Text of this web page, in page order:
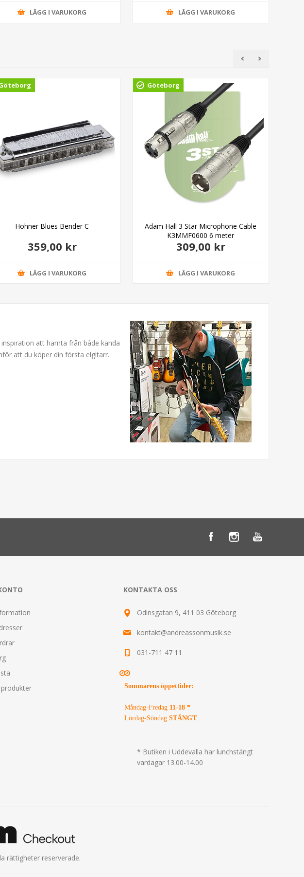
LÄGG I VARUKORG LÄGG I VARUKORG
Hohner Blues Bender C
359,00 kr
LÄGG I VARUKORG
Göteborg
Adam Hall 3 Star Microphone Cable
K3MMF0600 6 meter
309,00 kr
LÄGG I VARUKORG
att hämta från både kända
att du köper din första elgitarr.
produkter
KONTAKTA OSS
Odinsgatan 9, 411 03 Göteborg
kontakt@andreassonmusik.se
031-711 47 11
Sommarens öppettider:
Måndag-Fredag 11-18 *
Lördag-Söndag STÄNGT
* Butiken i Uddevalla har lunchstängt
vardagar 13.00-14.00
rättigheter reserverade.